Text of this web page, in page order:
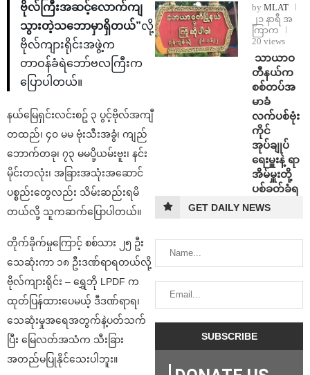
ဗိုလ်ကြီးအဆင့်လောက်ကျ
သွားတဲ့သဘောမှာရှိတယ်”လို့
ဗိုလ်ကျားရိုင်းအဖွဲ့က
တာဝန်ခံရဲဘော်ဗလကြီးက
ပြောပါတယ်။
နယ်မြေရှင်းလင်းစဥ် ၃ ပွင့်ဗိုလ်အကျီ
တထည်၊ ၄၀ မမ ဗုံးသီးအခွံ၊ ကျည်
ဘောက်တခု၊ ၇၃ မမပို့ယမ်းဗူး၊ နင်း
မိုင်းတလုံး၊ အခြားအသုံးအဆောင်
ပစ္စည်းတွေလည်း သိမ်းဆည်းရမိ
တယ်လို့ သူကဆက်ပြောပါတယ်။
တိုက်ခိုက်မှုကြောင့် စစ်သား ၂၅ ဦး
သေဆုံးကာ ၁၈ ဦးဒဏ်ရာရတယ်လို့
ဗိုလ်ကျားရိုင်း – ရွှေဘို LPDF က
ထုတ်ပြန်ထားပေမယ့် ဒီဒဏ်ရာရ၊
သေဆုံးမှုအရေအတွက်နဲ့ပတ်သက်
ပြီး မြေလတ်အသံက သီးခြား
အတည်မပြုနိုင်သေးပါဘူး။
by MLAT
၂၁ နာရီ အ
ကြာက
20 views
⁩ ⁨သာယာဝ
တီနယ်က
စစ်တပ်အ
မာခံ
လက်ပစ်ဗုံး
ကိုင်
အုပ်ချုပ်
ရေးမှူးနဲ့ ရာ
အိမ်မှူးတို့
ပစ်ခတ်ခံရ
GET DAILY NEWS